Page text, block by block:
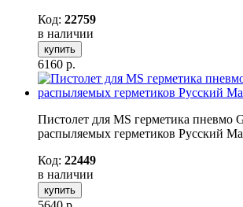
Код: 22759
в наличии
купить
6160 р.
Пистолет для MS герметика пневмо
распыляемых герметиков Русский
Код: 22449
в наличии
купить